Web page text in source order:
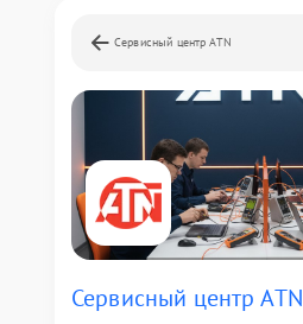
Сервисный центр ATN
Сервисный центр ATN